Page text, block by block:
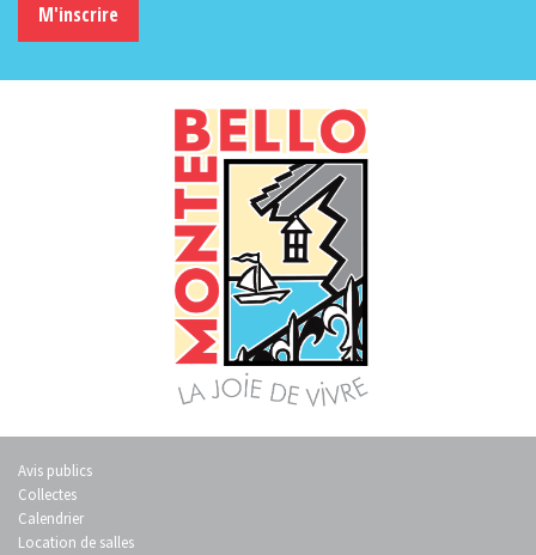
M'inscrire
Avis publics
Collectes
Calendrier
Location de salles